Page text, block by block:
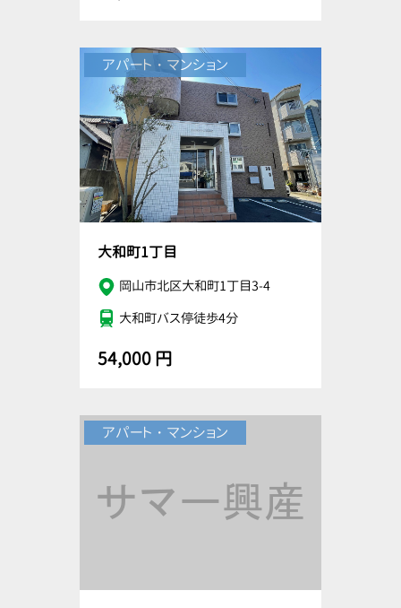
アパート・マンション
大和町1丁目
岡山市北区大和町1丁目3-4
大和町バス停徒歩4分
54,000 円
アパート・マンション